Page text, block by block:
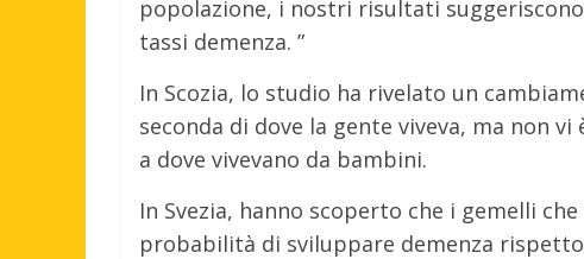
popolazione, i nostri risultati
tassi demenza. ”
In Scozia, lo studio ha rivelato un
seconda di dove la gente viveva, ma non
a dove vivevano da bambini.
In Svezia, hanno scoperto che i gemelli
probabilità di sviluppare demenza